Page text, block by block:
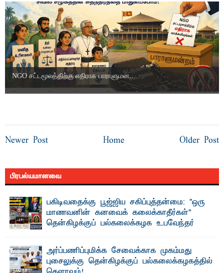
NGO சட்டமூலத்திற்கு எதிராக பாராளுமன...
Newer Post Older Post
Home
பிரபல்யமானவை
பகிடிவதைக்கு பூஜ்ஜிய சகிப்புத்தன்மை: "ஒரு
மாணவனின் கனவைக் கலைக்காதீர்கள்" –
தென்கிழக்குப் பல்கலைக்கழக உபவேந்தர்
"ஒ ரு மாணவனின் அல்லது மாணவியின் கனவு என்னால்
கலைக்கப்படாது" என்ற உறுதியை ஒவ்வொரு மாணவரும் ...
அர்ப்பணிப்புமிக்க சேவைக்காக முகம்மது
புசைலுக்கு தென்கிழக்குப் பல்கலைக்கழகத்தில்